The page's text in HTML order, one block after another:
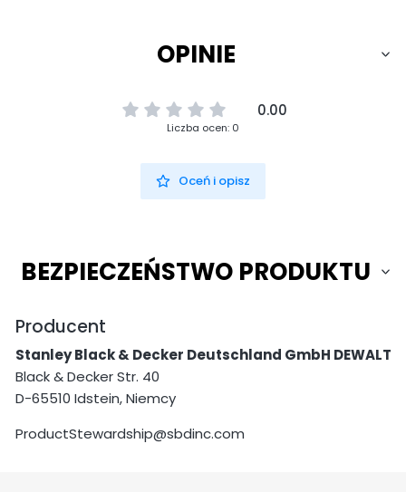
OPINIE
0.00
Liczba ocen: 0
Oceń i opisz
BEZPIECZEŃSTWO PRODUKTU
Producent
Stanley Black & Decker Deutschland GmbH DEWALT
Black & Decker Str. 40
D-65510 Idstein, Niemcy
ProductStewardship@sbdinc.com